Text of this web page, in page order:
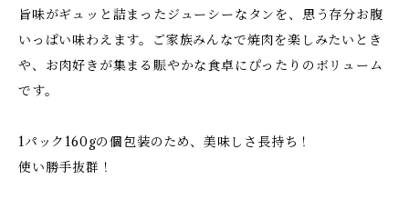
旨味がギュッと詰まったジューシーなタンを、思う存分お腹
いっぱい味わえます。ご家族みんなで焼肉を楽しみたいとき
や、お肉好きが集まる賑やかな食卓にぴったりのボリューム
です。
1パック160gの個包装のため、美味しさ長持ち！
使い勝手抜群！